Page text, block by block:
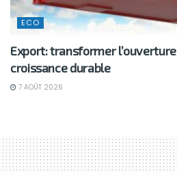
ECO
Export: transformer
croissance durable
7 AOÛT 2026